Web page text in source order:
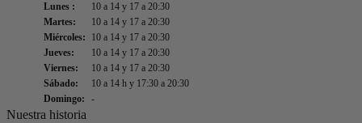
Lunes :
10 a 14 y 17 a 20:30
Martes:
10 a 14 y 17 a 20:30
Miércoles:
10 a 14 y 17 a 20:30
Jueves:
10 a 14 y 17 a 20:30
Viernes:
10 a 14 y 17 a 20:30
Sábado:
10 a 14 h y 17:30 a 20:30
Domingo:
-
Nuestra historia